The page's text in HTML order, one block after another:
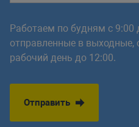
Работаем по будням с 9:00
отправленные в
рабочий день до 12:00.
Отправить